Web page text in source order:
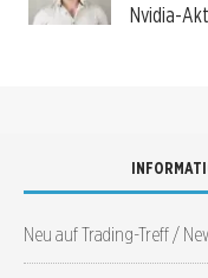
Nvidia-
Neu auf Trading-Treff /